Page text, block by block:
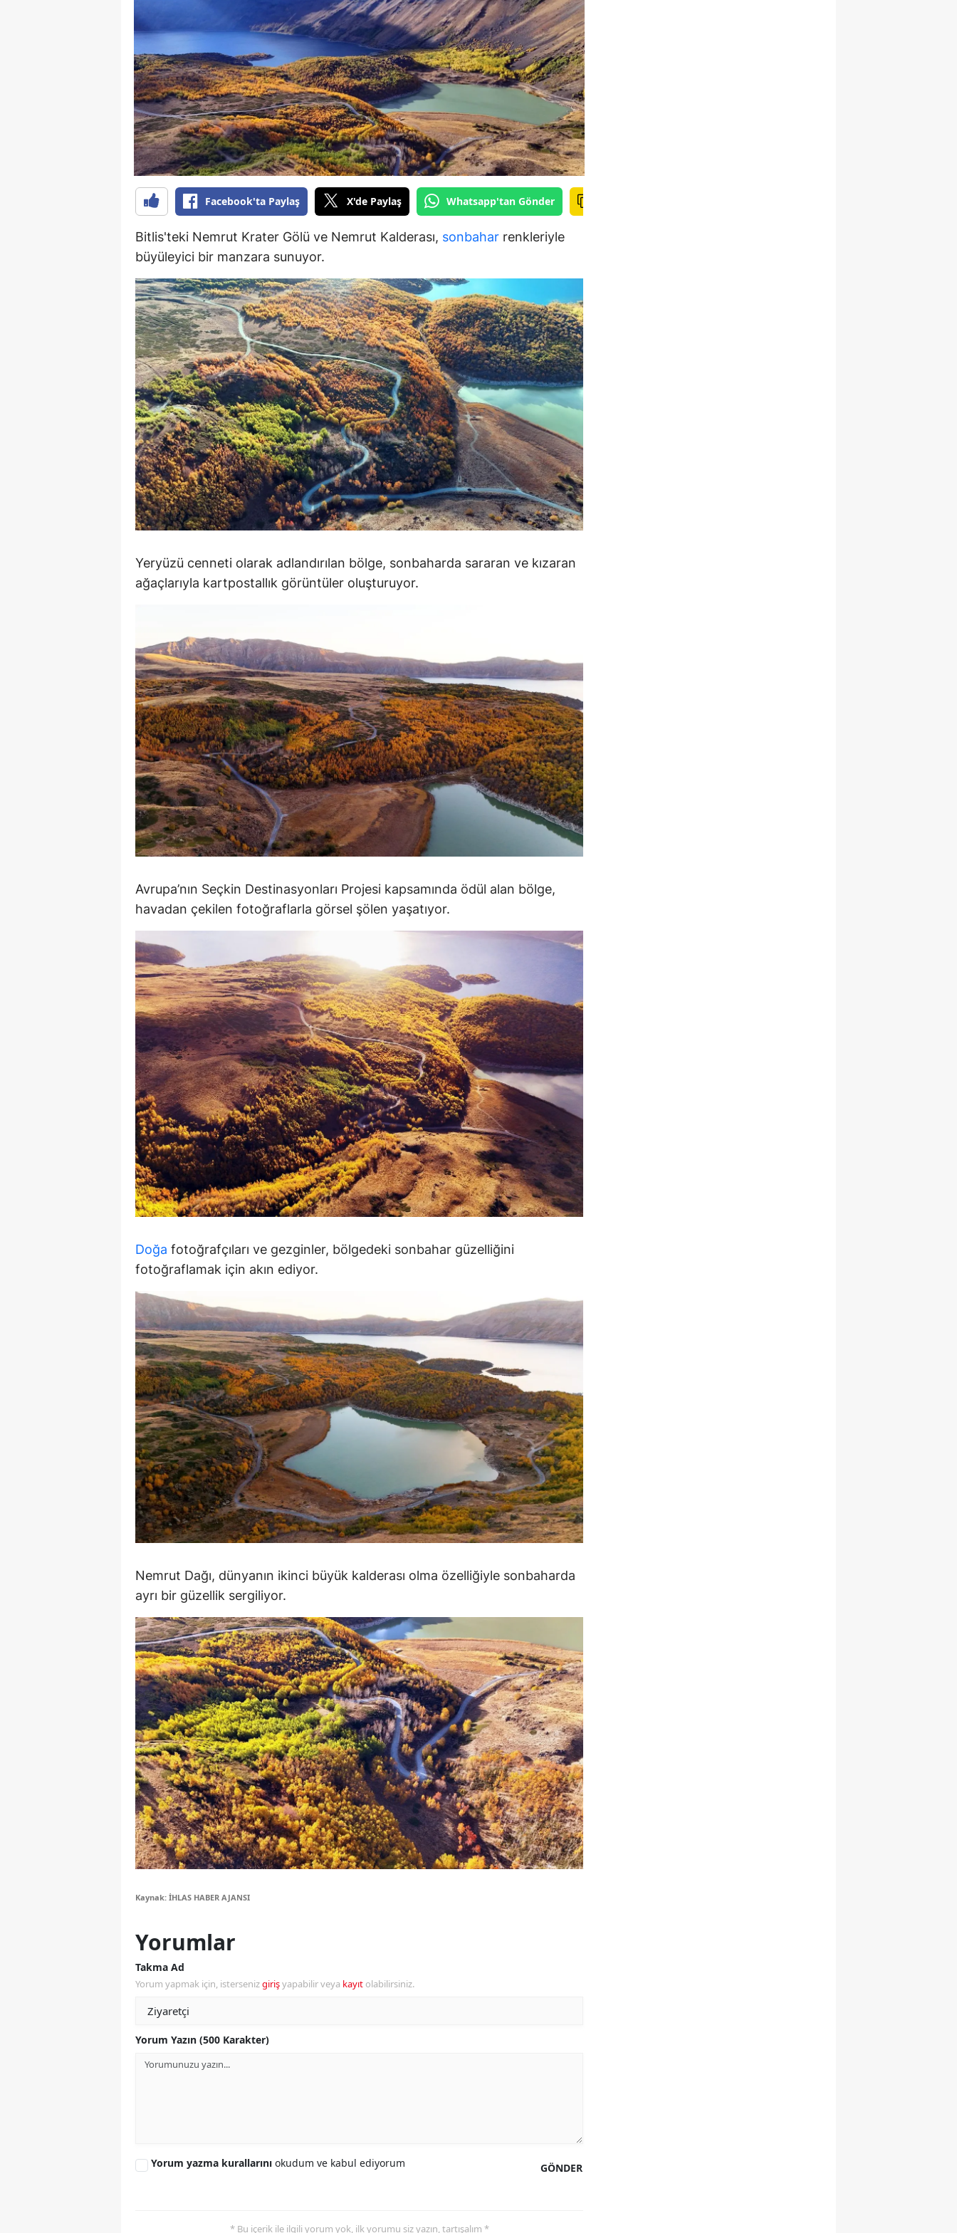
Bilecik
Bingöl
Bitlis
Bolu
Burdur
Bursa
Çanakkale
Çankırı
Denizli
Diyarbakır
Edirne
Elazığ
Erzincan
Erzurum
Eskişehir
Gaziantep
Giresun
Hakkari
Mersin
İstanbul
İzmir
Kars
Kastamonu
Kayseri
Kırklareli
Kocaeli
Konya
Malatya
Manisa
Kahramanmaraş
Mardin
Muğla
Muş
Nevşehir
Niğde
Ordu
Rize
Sakarya
Siirt
Sinop
Sivas
Tekirdağ
Tokat
Trabzon
Tunceli
Şanlıurfa
Yozgat
Zonguldak
Aksaray
Bayburt
Karaman
Kırıkkale
Batman
Şırnak
Bartın
Facebook'ta Paylaş X'de Paylaş Whatsapp'tan Gönder
Bitlis'teki Nemrut Krater Gölü ve Nemrut Kalderası, sonbahar renkleriyle
büyüleyici bir manzara sunuyor.
Yeryüzü cenneti olarak adlandırılan bölge, sonbaharda sararan ve kızaran
ağaçlarıyla kartpostallık görüntüler oluşturuyor.
Avrupa’nın Seçkin Destinasyonları Projesi kapsamında ödül alan bölge,
havadan çekilen fotoğraflarla görsel şölen yaşatıyor.
Doğa fotoğrafçıları ve gezginler, bölgedeki sonbahar güzelliğini
fotoğraflamak için akın ediyor.
Nemrut Dağı, dünyanın ikinci büyük kalderası olma özelliğiyle sonbaharda
ayrı bir güzellik sergiliyor.
Kaynak: İHLAS HABER AJANSI
Yorumlar
Takma Ad
Yorum yapmak için, istersenizgirişyapabilir veya kayıt olabilirsiniz.
Yorum Yazın (500 Karakter)
GÖNDER
Yorum yazma kurallarını okudum ve kabul ediyorum
* Bu içerik ile ilgili yorum yok, ilk yorumu siz yazın, tartışalım *